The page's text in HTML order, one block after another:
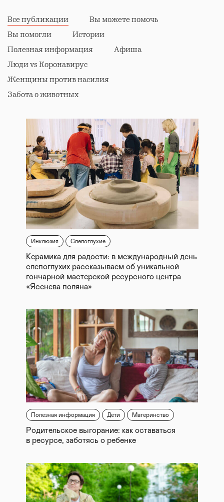
Все публикации
Вы можете помочь
Вы помогли
Истории
Полезная информация
Афиша
Люди vs Коронавирус
Женщины против насилия
Забота о животных
Инклюзия Слепоглухие
Керамика для радости: в международный день
слепоглухих рассказываем об уникальной
гончарной мастерской ресурсного центра
«Ясенева поляна»
Полезная информация Дети Материнство
Родительское выгорание: как оставаться
в ресурсе, заботясь о ребенке